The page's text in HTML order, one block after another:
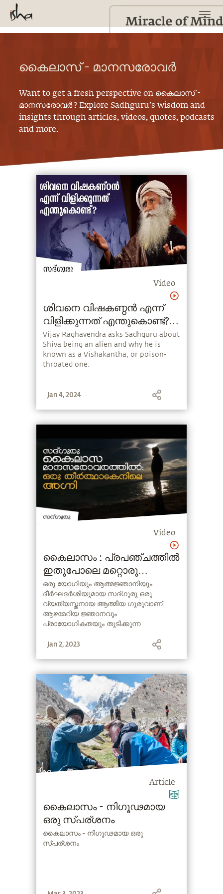
കൈലാസ് - മാനസരോവർ
Want to get a fresh perspective on കൈലാസ് -
മാനസരോവർ? Explore Sadhguru’s wisdom and
insights through articles, videos, quotes, podcasts
and more.
Video
ശിവനെ വിഷകണ്ഠൻ എന്ന്
വിളിക്കുന്നത് എന്തുകൊണ്ട്?
How Shiva's Throat Turned
Blue?
Vijay Raghavendra asks Sadhguru about
Shiva being an alien and why he is
known as a Vishakantha, or poison-
throated one.
Jan 4, 2024
Video
കൈലാസം : പ്രപഞ്ചത്തിൽ
ഇതുപോലെ മറ്റൊരു
സ്ഥലമില്ല
ഒരു യോഗിയും ആത്മജ്ഞാനിയും
ദീര്‍ഘദര്‍ശിയുമായ സദ്ഗുരു ഒരു
വ്യത്യസ്തനായ ആത്മീയ ഗുരുവാണ്.
ആഴമേറിയ ജ്ഞാനവും
പ്രായോഗികതയും തുടിക്കുന്ന
കാലഘട്ടത്തില്‍ വളരെ പ്രസക്തമായ ഒരു
Jan 2, 2023
Article
കൈലാസം - നിഗൂഢമായ
ഒരു സ്പര്ശനം
കൈലാസം - നിഗൂഢമായ ഒരു
സ്പര്ശനം